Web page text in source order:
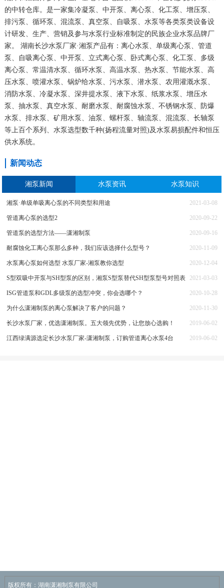
的中转仓库。是一家集冷凝泵、中开泵、离心泵、化工泵、增压泵、
排污泵、循环泵、混流泵、真空泵、自吸泵、水泵等各类泵类设备设
计研发、生产、营销及参与水泵行业标准制定的民族企业水泵品牌厂
家。 湖南长沙水泵厂家·湘泵产品有：离心水泵、单级离心泵、管道
泵、自吸离心泵、中开泵、立式离心泵、卧式离心泵、化工泵、多级
离心泵、常温清水泵、循环水泵、高温水泵、热水泵、节能水泵、高
压水泵、喷灌水泵、锅炉给水泵、污水泵、潜水泵、农用灌溉水泵、
消防水泵、冷凝水泵、深井提水泵、液下水泵、纸浆水泵、增压水
泵、抽水泵、真空水泵、耐磨水泵、耐腐蚀水泵、不锈钢水泵、防爆
水泵、排水泵、矿用水泵、油泵、螺杆泵、轴流泵、混流泵、长轴泵
等上百个系列、水泵选型数千种(扬程流量对照)及水泵易损配件和恒压
供水系统。
新闻动态
湘泵新闻 水泵资讯 水泵知识
湘泵·单级单吸离心泵的不同类型和用途 2021-03-08
管道离心泵的选型2 2020-09-22
管道泵的选型方法——潇湘制泵 2020-09-16
耐腐蚀化工离心泵那么多种，我们应该选择什么型号？ 2020-11-09
水泵离心泵如何选型 水泵厂家-湘泵教你选型 2020-12-04
S型双吸中开泵与SH型泵的区别，湘泵S型泵替代SH型泵型号对照表 2021-03-03
ISG管道泵和GDL多级泵的选型冲突，你会选哪个？ 2020-10-28
为什么潇湘制泵的离心泵解决了客户的问题？ 2020-11-30
长沙水泵厂家，优选潇湘制泵。五大领先优势，让您放心选购！ 2019-06-02
江西绿满源选定长沙水泵厂家-潇湘制泵，订购管道离心水泵4台 2019-06-02
版权所有：湖南潇湘制泵有限公司